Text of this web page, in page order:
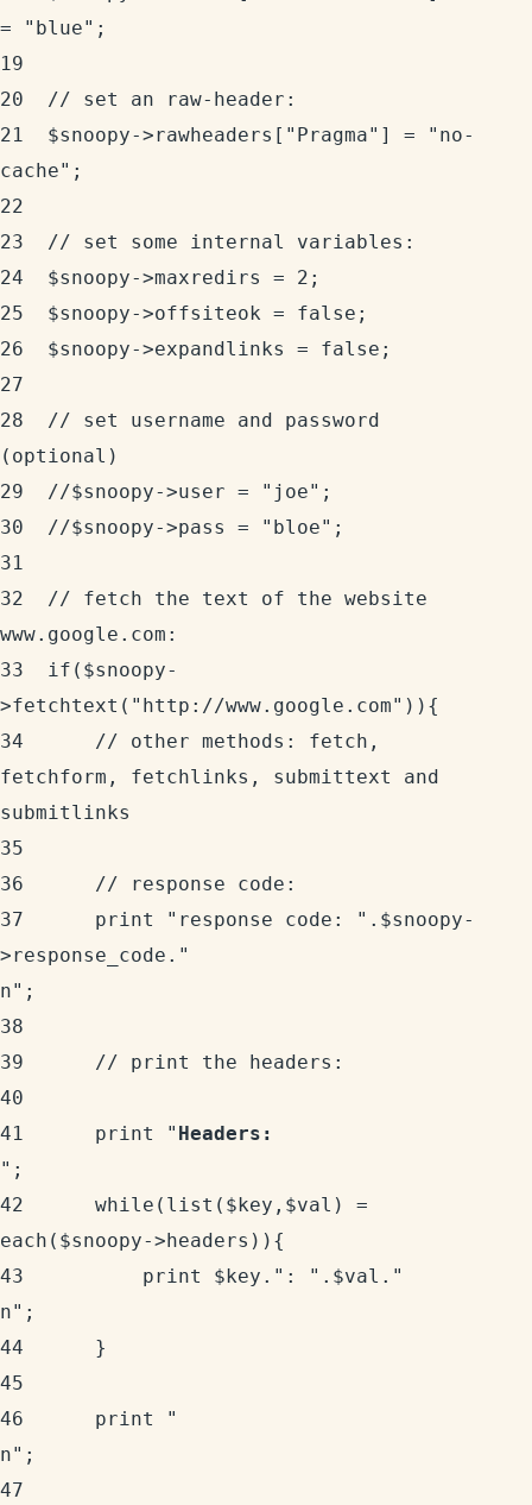
= "blue";
19
20	// set an raw-header:
21	$snoopy->rawheaders["Pragma"] = "no-
cache";
22
23	// set some internal variables:
24	$snoopy->maxredirs = 2;
25	$snoopy->offsiteok = false;
26	$snoopy->expandlinks = false;
27
28	// set username and password
(optional)
29	//$snoopy->user = "joe";
30	//$snoopy->pass = "bloe";
31
32	// fetch the text of the website
www.google.com:
33	if($snoopy-
>fetchtext("http://www.google.com")){
34	    // other methods: fetch,
fetchform, fetchlinks, submittext and
submitlinks
35
36	    // response code:
37	    print "response code: ".$snoopy-
>response_code."
n";
38
39	    // print the headers:
40
41	    print " Headers:
";
42	    while(list($key,$val) =
each($snoopy->headers)){
43	        print $key.": ".$val."
n";
44	    }
45
46	    print "
n";
47